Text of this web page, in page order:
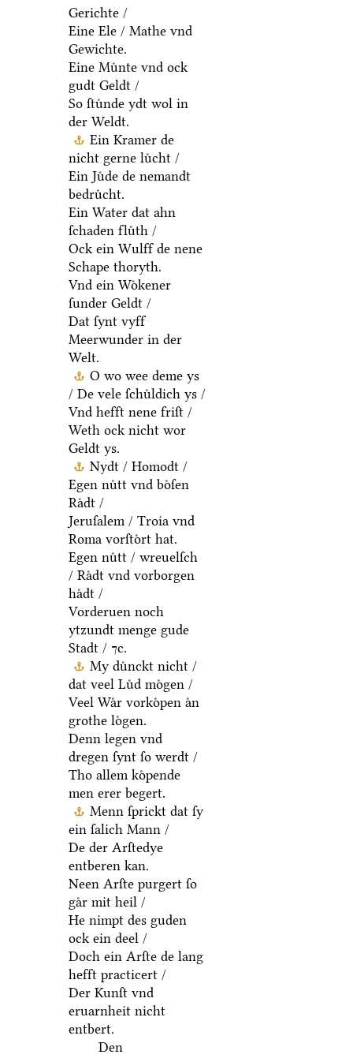
Gerichte /
Eine Ele / Mathe vnd
Gewichte.
Eine Muͤnte vnd ock
gudt Geldt /
So ſtuͤnde ydt wol in
der Weldt.
Ein Kramer de
nicht gerne luͤcht /
Ein Juͤde de nemandt
bedruͤcht.
Ein Water dat ahn
ſchaden fluͤth /
Ock ein Wulff de nene
Schape thoryth.
Vnd ein Woͤkener
ſunder Geldt /
Dat ſynt vyff
Meerwunder in der
Welt.
O wo wee deme ys
/ De vele ſchuͤldich ys /
Vnd hefft nene friſt /
Weth ock nicht wor
Geldt ys.
Nydt / Homodt /
Egen nuͤtt vnd boͤſen
Raͤdt /
Jeruſalem / Troia vnd
Roma vorſtoͤrt hat.
Egen nuͤtt / wreuelſch
/ Raͤdt vnd vorborgen
haͤdt /
Vorderuen noch
ytzundt menge gude
Stadt / ⁊c.
My duͤnckt nicht /
dat veel Luͤd moͤgen /
Veel Waͤr vorkoͤpen aͤn
grothe loͤgen.
Denn legen vnd
dregen ſynt ſo werdt /
Tho allem koͤpende
men erer begert.
Menn ſprickt dat ſy
ein ſalich Mann /
De der Arſtedye
entberen kan.
Neen Arſte purgert ſo
gaͤr mit heil /
He nimpt des guden
ock ein deel /
Doch ein Arſte de lang
hefft practicert /
Der Kunſt vnd
eruarnheit nicht
entbert.
Den